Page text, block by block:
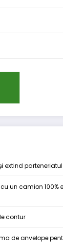
extind
cu un camion 100%
contur
de anvelope